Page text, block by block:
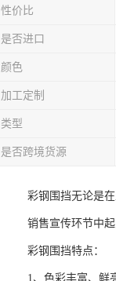
性价比
是否进口
颜色
加工定制
类型
是否跨境货源
彩钢围挡无论是
销售宣传环节中
彩钢围挡特点：
1、色彩丰富、鲜